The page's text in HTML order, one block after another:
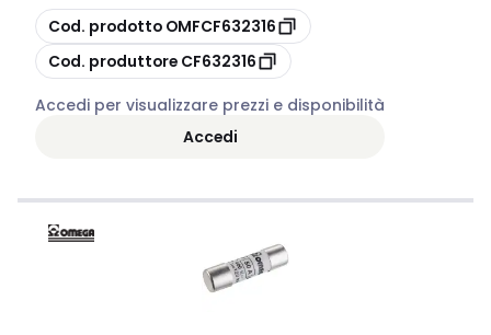
copia
Cod. prodotto OMFCF632316
copia
Cod. produttore CF632316
Accedi per visualizzare prezzi e disponibilità
Accedi